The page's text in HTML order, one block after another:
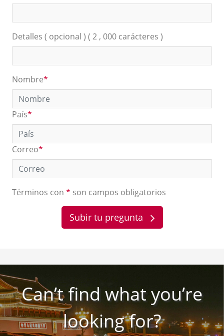
Detalles ( opcional ) ( 2 , 000 carácteres )
Nombre*
País*
Correo*
Términos con * son campos obligatorios
Can’t find what you’re
looking for?